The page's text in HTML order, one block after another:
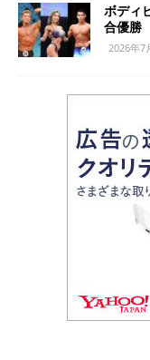
ボディ
合優勝
2026年7